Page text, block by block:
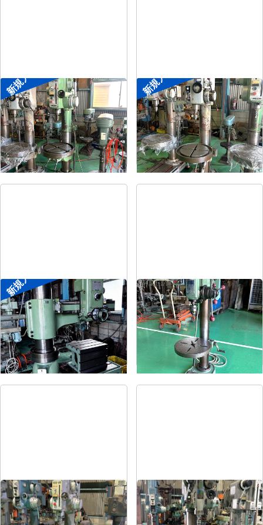
新規入荷
直立ボール盤
メーカー 森精機
形 式YD2-55
年 式-
新規入荷
直立ボール盤
メーカー 吉良
形 式KRTG-540
年 式-
新規入荷
ラジアルボール盤
メーカー 森精機
形 式 YR3-115
年 式-
卓上ボール盤
メーカー 吉良
形 式KRT-340
式-
直立ボール盤
メーカー 吉田
直立ボール盤
メーカー 吉田